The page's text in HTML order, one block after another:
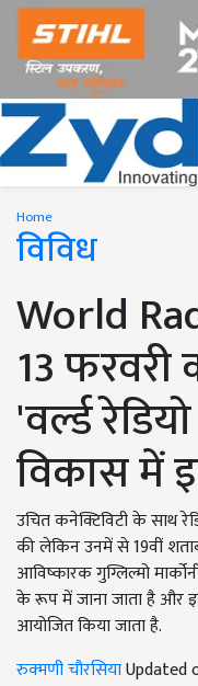
Home
विविध
World
13 फरवरी
'वर्ल्ड
विकास में
उचित कनेक्टिविटी के साथ
की लेकिन उनमें से 19वीं
आविष्कारक गुग्लिल्मो
के रूप में जाना जाता है और
आयोजित किया जाता है.
रुक्मणी चौरसियाUpdated